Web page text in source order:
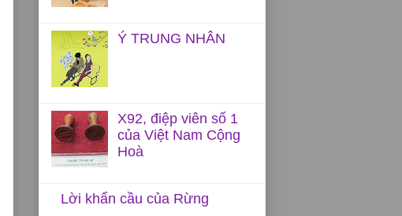
Ý TRUNG NHÂN
X92, điệp viên số 1
của Việt Nam Cộng
Hoà
Lời khẩn cầu của Rừng